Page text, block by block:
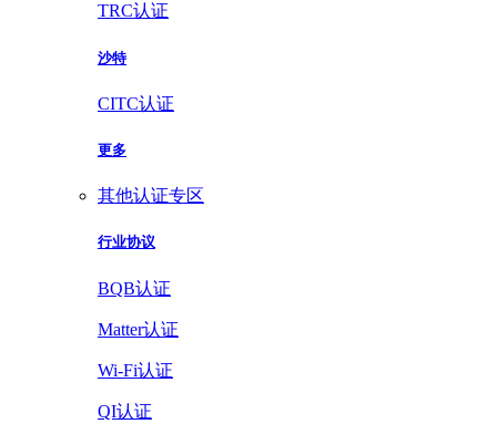
TRC认证
沙特
CITC认证
更多
其他认证专区
行业协议
BQB认证
Matter认证
Wi-Fi认证
QI认证